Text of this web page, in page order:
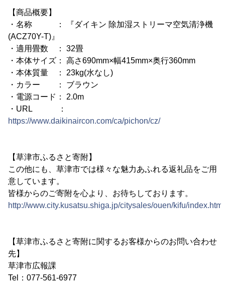
【商品概要】
・名称 ： 『ダイキン 除加湿ストリーマ空気清浄機
(ACZ70Y-T)』
・適用畳数 ： 32畳
・本体サイズ： 高さ690mm×幅415mm×奥行360mm
・本体質量 ： 23kg(水なし)
・カラー ： ブラウン
・電源コード： 2.0m
・URL ：
https://www.daikinaircon.com/ca/pichon/cz/
【草津市ふるさと寄附】
この他にも、草津市では様々な魅力あふれる返礼品をご用
意しています。
皆様からのご寄附を心より、お待ちしております。
http://www.city.kusatsu.shiga.jp/citysales/ouen/kifu/index.html
【草津市ふるさと寄附に関するお客様からのお問い合わせ
先】
草津市広報課
Tel：077-561-6977